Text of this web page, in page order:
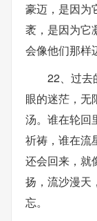
豪迈，是因为
袤，是因为它
会像他们那样
22、过去
眼的迷茫，无
汤。谁在轮回
祈祷，谁在流
还会回来，就
扬，流沙漫天
忘。